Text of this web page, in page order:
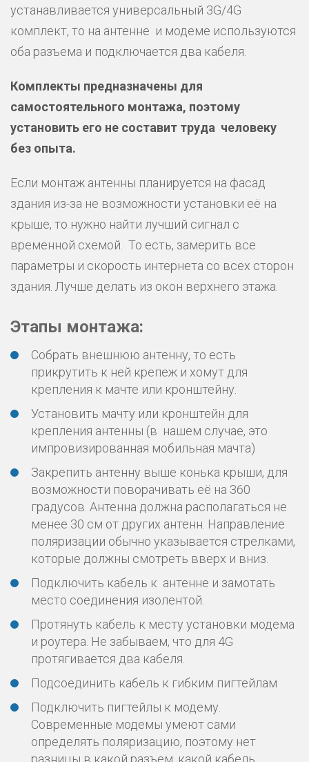
устанавливается универсальный 3G/4G
комплект, то на антенне и модеме используются
оба разъема и подключается два кабеля.
Комплекты предназначены для
самостоятельного монтажа, поэтому
установить его не составит труда человеку
без опыта.
Если монтаж антенны планируется на фасад
здания из-за не возможности установки её на
крыше, то нужно найти лучший сигнал с
временной схемой. То есть, замерить все
параметры и скорость интернета со всех сторон
здания. Лучше делать из окон верхнего этажа.
Этапы монтажа:
Собрать внешнюю антенну, то есть
прикрутить к ней крепеж и хомут для
крепления к мачте или кронштейну.
Установить мачту или кронштейн для
крепления антенны (в нашем случае, это
импровизированная мобильная мачта)
Закрепить антенну выше конька крыши, для
возможности поворачивать её на 360
градусов. Антенна должна располагаться не
менее 30 см от других антенн. Направление
поляризации обычно указывается стрелками,
которые должны смотреть вверх и вниз.
Подключить кабель к антенне и замотать
место соединения изолентой.
Протянуть кабель к месту установки модема
и роутера. Не забываем, что для 4G
протягивается два кабеля.
Подсоединить кабель к гибким пигтейлам
Подключить пигтейлы к модему.
Современные модемы умеют сами
определять поляризацию, поэтому нет
разницы в какой разъем, какой кабель